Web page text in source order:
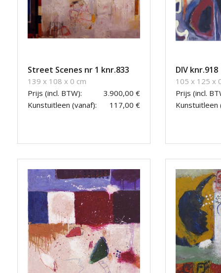
Street Scenes nr 1 knr.833
139 x 108 x 0 cm
Prijs (incl. BTW):
3.900,00 €
Kunstuitleen (vanaf):
117,00 €
DIV knr.918
105 x 125 x
Prijs (incl.
Kunstuitleen